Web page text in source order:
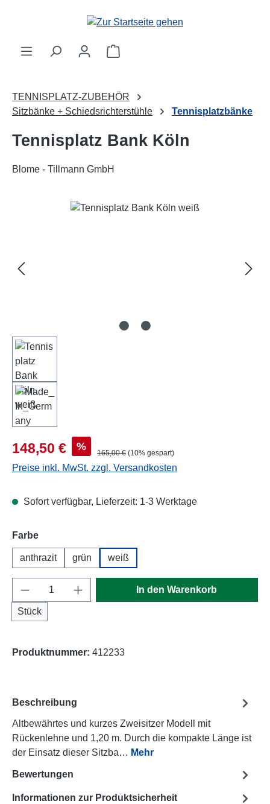
Zum Hauptinhalt springen
Warenkorb enthält 0 Positionen.
TENNISPLATZ-ZUBEHÖR
Sitzbänke + Schiedsrichterstühle
Tennisplatzbänke
Tennisplatz Bank Köln
Blome - Tillmann GmbH
Bildergalerie überspringen
Verkaufspreis:
148,50 € % Regulärer Preis:
165,00 € (10% gespart)
Preise inkl. MwSt. zzgl. Versandkosten
Sofort verfügbar, Lieferzeit: 1-3 Werktage
Farbeauswählen
anthrazit grün weiß
Produkt Anzahl: Gib den gewünschten
Stück
In den Warenkorb
Produktnummer: 412233
Beschreibung
Altbewährtes und kurzes Zweisitzer Modell mit
Rückenlehne und 1,20 m. Durch die kompakte Länge ist
der Einsatz dieser Sitzba… Mehr
Bewertungen
Informationen zur Produktsicherheit